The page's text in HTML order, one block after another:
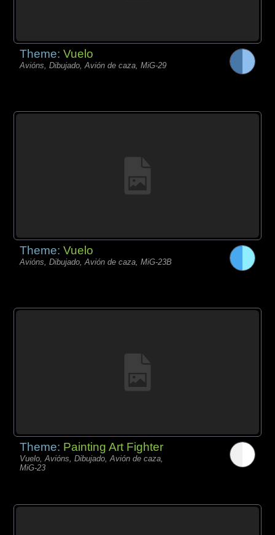
Theme:Vuelo
Avións, Dibujado, Avión de caza, MiG-29
Theme:Vuelo
Avións, Dibujado, Avión de caza, MiG-23B
Theme: Painting Art Fighter
Vuelo, Avións, Dibujado, Avión de caza,
MiG-23